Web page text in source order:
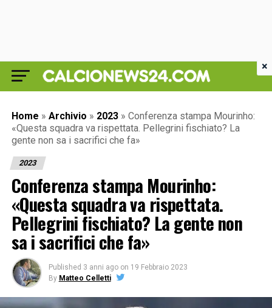
Home » Archivio » 2023 » Conferenza stampa Mourinho:
«Questa squadra va rispettata. Pellegrini fischiato? La
gente non sa i sacrifici che fa»
2023
Conferenza stampa Mourinho:
«Questa squadra va rispettata.
Pellegrini fischiato? La gente non
sa i sacrifici che fa»
Published 3 anni ago on 19 Febbraio 2023
By Matteo Celletti
×